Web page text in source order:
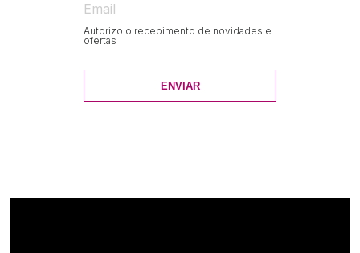
Email
Autorizo o recebimento de novidades e
ofertas
ENVIAR